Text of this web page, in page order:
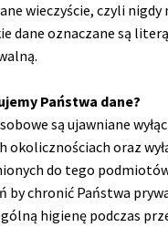
wieczyście, czyli nigdy
dane oznaczane są
Państwa dane?
są ujawniane
okolicznościach oraz
do tego
by chronić Państwa
higienę podczas